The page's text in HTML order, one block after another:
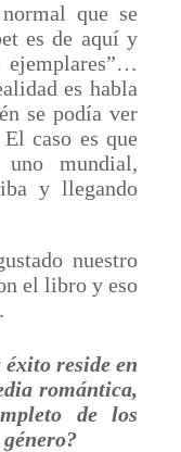
que se
es de aquí y
es habla
se podía ver
caso es que
mundial,
y llegando
nuestro
el libro y eso
éxito reside en
romántica,
de los